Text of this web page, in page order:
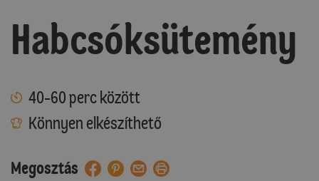
Habcsóksütemény
40-60 perc között
Könnyen elkészíthető
Megosztás